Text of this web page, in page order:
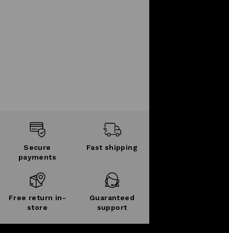
Secure
payments
Fast shipping
Free return in-
store
Guaranteed
support